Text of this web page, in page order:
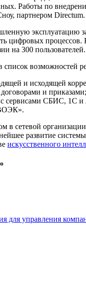
Работы по
партнером Directum.
эксплуатацию
цифровых процессов.
на 300 пользователей.
список возможностей
и исходящей
и приказами;
с сервисами СБИС, 1С
в сетевой
развитие
искусственного
для управления